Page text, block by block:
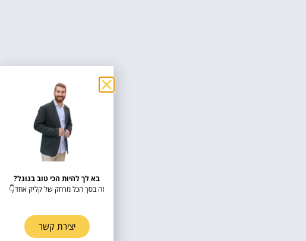
בא לך להיות הכי טוב בגוגל?
זה בסך הכל מרחק של קליק אחד👇
יצירת קשר